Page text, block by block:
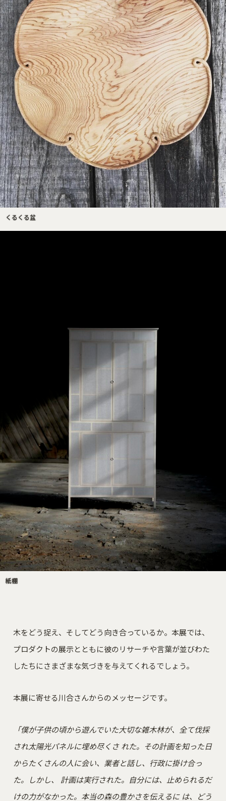
くるくる盆
紙棚
木をどう捉え、そしてどう向き合っているか。本展では、
プロダクトの展示とともに彼のリサーチや言葉が並びわた
したちにさまざまな気づきを与えてくれるでしょう。
本展に寄せる川合さんからのメッセージです。
「僕が子供の頃から遊んでいた大切な雑木林が、全て伐採
され太陽光パネルに埋め尽くさ れた。その計画を知った日
からたくさんの人に会い、業者と話し、行政に掛け合っ
た。しかし、 計画は実行された。自分には、止められるだ
けの力がなかった。本当の森の豊かさを伝えるに は、どう